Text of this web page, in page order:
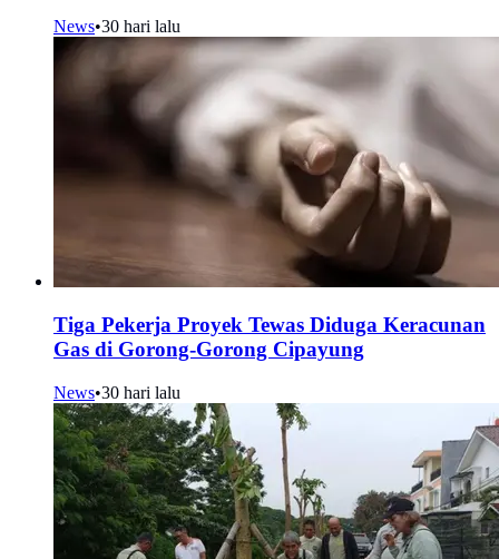
News•30 hari lalu
Tiga Pekerja Proyek Tewas Diduga Keracunan
Gas di Gorong-Gorong Cipayung
News•30 hari lalu